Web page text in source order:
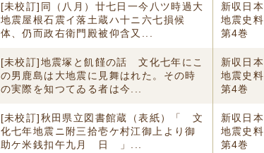
[未校訂]同（八月）廿七日一今八ツ時過大
地震屋根石震イ落土蔵ハ十ニ六七損候
体、仍而政右衛門殿被仰含又...
新収日本
地震史料
第4巻
[未校訂]地震塚と飢饉の話 文化七年にこ
の男鹿島は大地震に見舞はれた。その時
の実際を知つてゐる者は今...
新収日本
地震史料
第4巻
[未校訂]秋田県立図書館蔵（表紙）「 文
化七年地震ニ附三拾壱ケ村江御上より御
助ケ米銭扣午九月 日 」...
新収日本
地震史料
第4巻